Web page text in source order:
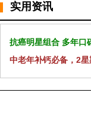
实用资讯
抗癌明星组合 多年口
中老年补钙必备，2